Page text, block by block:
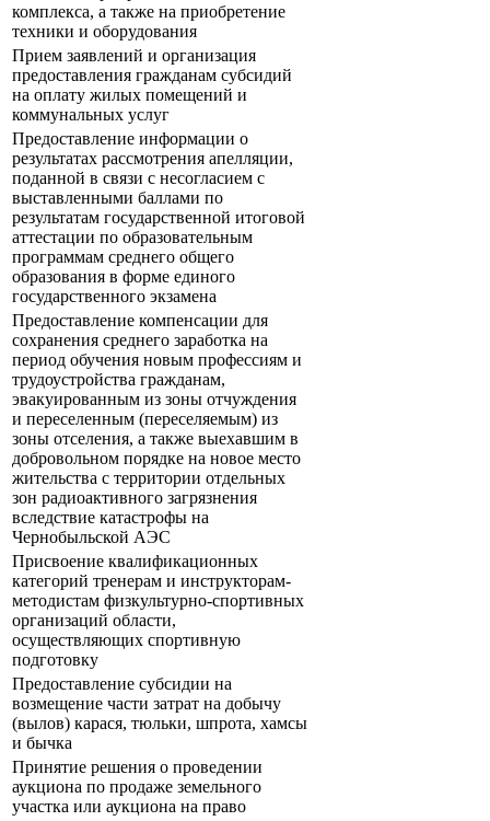
комплекса, а также на приобретение
техники и оборудования
Прием заявлений и организация
предоставления гражданам субсидий
на оплату жилых помещений и
коммунальных услуг
Предоставление информации о
результатах рассмотрения апелляции,
поданной в связи с несогласием с
выставленными баллами по
результатам государственной итоговой
аттестации по образовательным
программам среднего общего
образования в форме единого
государственного экзамена
Предоставление компенсации для
сохранения среднего заработка на
период обучения новым профессиям и
трудоустройства гражданам,
эвакуированным из зоны отчуждения
и переселенным (переселяемым) из
зоны отселения, а также выехавшим в
добровольном порядке на новое место
жительства с территории отдельных
зон радиоактивного загрязнения
вследствие катастрофы на
Чернобыльской АЭС
Присвоение квалификационных
категорий тренерам и инструкторам-
методистам физкультурно-спортивных
организаций области,
осуществляющих спортивную
подготовку
Предоставление субсидии на
возмещение части затрат на добычу
(вылов) карася, тюльки, шпрота, хамсы
и бычка
Принятие решения о проведении
аукциона по продаже земельного
участка или аукциона на право